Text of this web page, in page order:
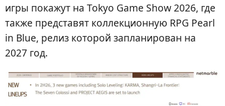
игры покажут на Tokyo Game Show 2026, где
также представят коллекционную RPG Pearl
in Blue, релиз которой запланирован на
2027 год.